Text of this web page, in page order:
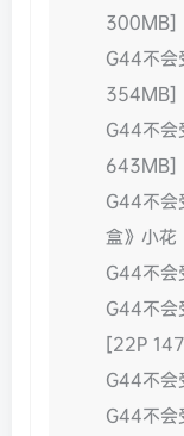
300MB]
G44不
354MB]
G44不
643MB]
G44不会
盒》小
G44不
G44不
[22P
G44不
G44不